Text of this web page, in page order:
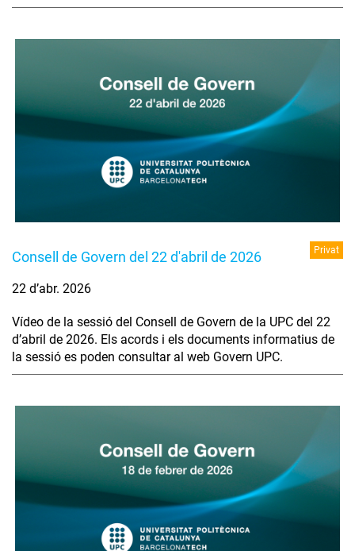
Consell de Govern del 22 d'abril de 2026 Privat
22 d’abr. 2026
Vídeo de la sessió del Consell de Govern de la UPC del 22
d’abril de 2026. Els acords i els documents informatius de
la sessió es poden consultar al web Govern UPC.